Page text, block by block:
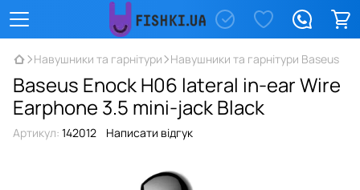
Навушники та гарнітури Навушники та гарнітури Baseus
Baseus Enock H06 lateral in-ear Wire
Earphone 3.5 mini-jack Black
Артикул: 142012 Написати відгук